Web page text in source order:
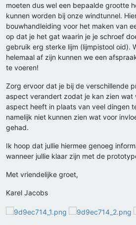
moeten dus wel een bepaalde grootte
kunnen worden bij onze windtunnel.
bouwhandleiding voor het maken van
op dat je het gat waarin je je schroef
gebruik erg sterke lijm (lijmpistool oid).
helemaal af zijn kunnen we een
te voeren!
Zorg ervoor dat je bij de verschillende
aspect verandert zodat je kan zien wat
aspect heeft in plaats van veel dingen
namelijk niet kunnen zien wat voor
gehad.
Ik hoop dat jullie hiermee genoeg
wanneer jullie klaar zijn met de
Met vriendelijke groet,
Karel Jacobs